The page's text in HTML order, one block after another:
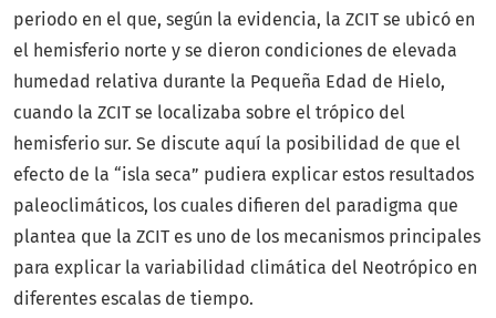
periodo en el que, según la evidencia, la ZCIT se ubicó en
el hemisferio norte y se dieron condiciones de elevada
humedad relativa durante la Pequeña Edad de Hielo,
cuando la ZCIT se localizaba sobre el trópico del
hemisferio sur. Se discute aquí la posibilidad de que el
efecto de la “isla seca” pudiera explicar estos resultados
paleoclimáticos, los cuales difieren del paradigma que
plantea que la ZCIT es uno de los mecanismos principales
para explicar la variabilidad climática del Neotrópico en
diferentes escalas de tiempo.